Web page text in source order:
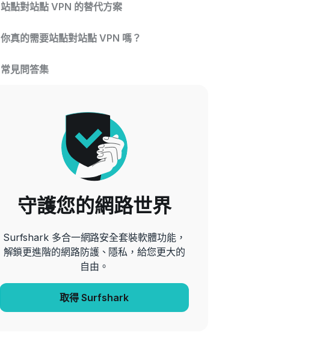
站點對站點 VPN 的替代方案
你真的需要站點對站點 VPN 嗎？
常見問答集
守護您的網路世界
Surfshark 多合一網路安全套裝軟體功能，
解鎖更進階的網路防護、隱私，給您更大的
自由。
取得 Surfshark